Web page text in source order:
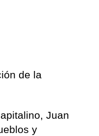
de la
Juan
y